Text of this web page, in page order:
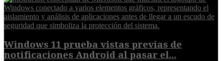
Windows 11 prueba vistas previas de
notificaciones Android al pasar el...